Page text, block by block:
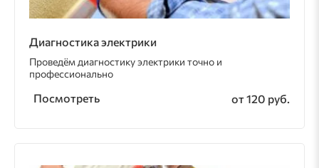
Диагностика электрики
Проведём диагностику электрики точно и
профессионально
Посмотреть от 120 руб.